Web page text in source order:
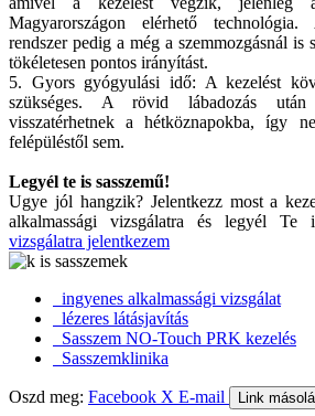
Magyarországon elérhető
rendszer pedig a még a szemmozgásnál is
tökéletesen pontos irányítást.
5. Gyors gyógyulási idő: A kezelést
szükséges. A rövid lábadozás
visszatérhetnek a hétköznapokba, így
felépüléstől sem.
Legyél te is sasszemű!
Ugye jól hangzik? Jelentkezz most a
alkalmassági vizsgálatra és legyél Te
vizsgálatra jelentkezem
ingyenes alkalmassági vizsgálat
lézeres látásjavítás
Sasszem NO-Touch PRK kezelés
Sasszemklinika
Oszd meg: Facebook X E-mail Link